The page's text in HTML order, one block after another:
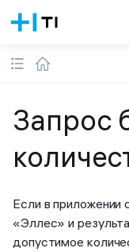
Запрос
Если в приложении
«Эллес» и
допустимое